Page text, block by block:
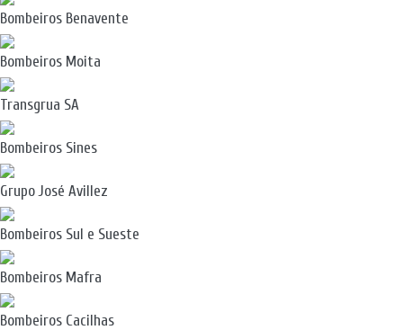
Bombeiros Benavente
Bombeiros Moita
Transgrua SA
Bombeiros Sines
Grupo José Avillez
Bombeiros Sul e Sueste
Bombeiros Mafra
Bombeiros Cacilhas